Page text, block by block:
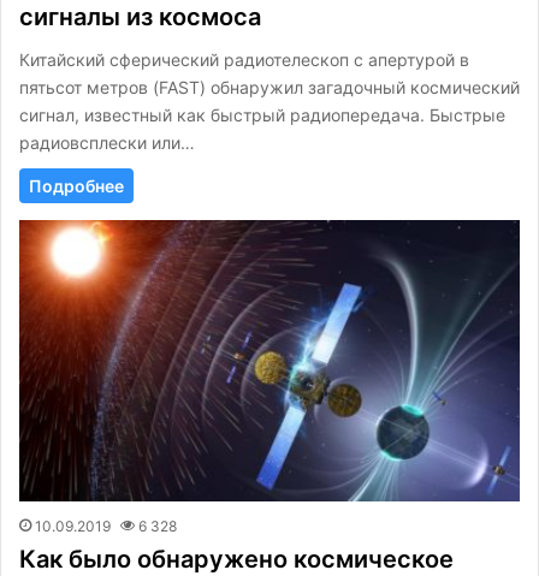
сигналы из космоса
Китайский сферический радиотелескоп с апертурой в
пятьсот метров (FAST) обнаружил загадочный космический
сигнал, известный как быстрый радиопередача. Быстрые
радиовсплески или…
Подробнее
10.09.2019 6 328
Как было обнаружено космическое